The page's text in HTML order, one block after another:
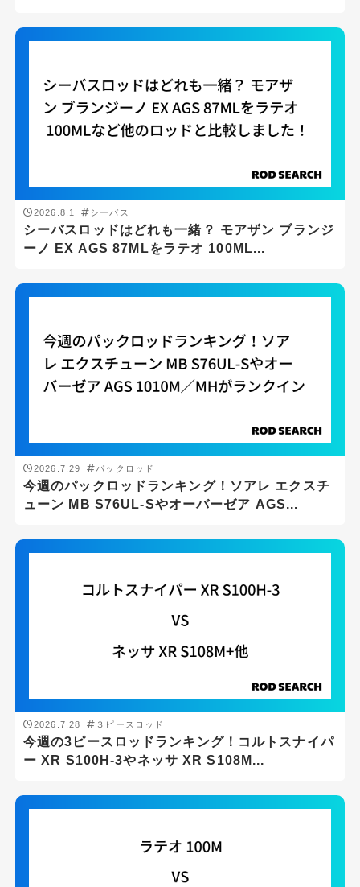
2026.8.1 シーバス
シーバスロッドはどれも一緒？ モアザン ブランジ
ーノ EX AGS 87MLをラテオ 100ML...
2026.7.29 パックロッド
今週のパックロッドランキング！ソアレ エクスチ
ューン MB S76UL-Sやオーバーゼア AGS...
2026.7.28 ３ピースロッド
今週の3ピースロッドランキング！コルトスナイパ
ー XR S100H-3やネッサ XR S108M...
堤防
沖磯
磯
ジャンル
アジング
ショアジギング
スーパーライトショアジギング
スロージギング
トラウト
バスフィッシング
メバリング
ロックフィッシュゲーム
SHIMANO
ロッドの長さ(ft)
ft - ft